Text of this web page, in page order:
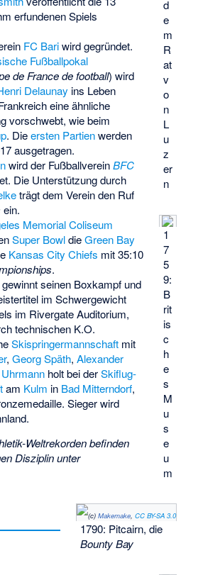
d
e
m
R
at
v
o
n
L
u
z
er
n
1
7
5
9:
B
rit
is
c
h
e
s
M
u
s
e
u
m
(c) Makemake, CC BY-SA 3.0
1790: Pitcairn, die
Bounty Bay
erfundenen Spiels
FC Bariwird gegründet.
Fußballpokal
de France de football) wird
Delaunay ins Leben
eine ähnliche
vorschwebt, wie beim
. Dieersten Partienwerden
ausgetragen.
wird der FußballvereinBFC
Die Unterstützung durch
trägt dem Verein den Ruf
ein.
Memorial Coliseum
Super BowldieGreen Bay
Kansas City Chiefs mit 35:10
.
seinen Boxkampf und
im Schwergewicht
im Rivergate Auditorium,
technischen K.O.
Skispringermannschaftmit
, Georg Späth, Alexander
holt bei derSkiflug-
am Kulm in Bad Mitterndorf,
Sieger wird
Weltrekorden befinden
Disziplin unter